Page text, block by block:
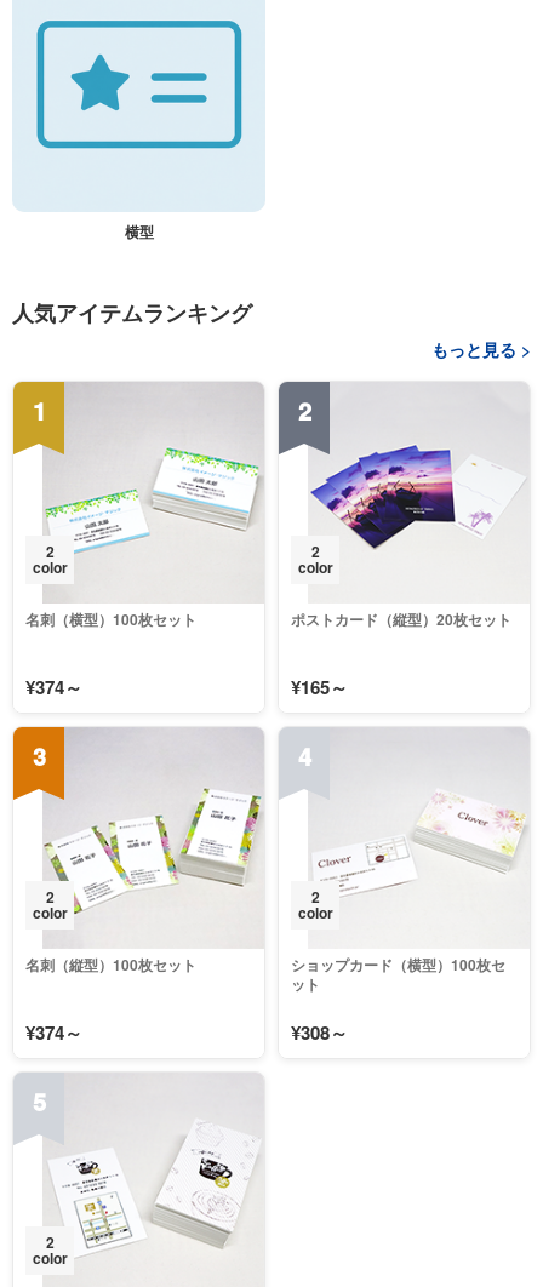
横型
人気アイテムランキング
もっと見る >
1
2
color
名刺（横型）100枚セット
¥374～
2
2
color
ポストカード（縦型）20枚セット
¥165～
3
2
color
名刺（縦型）100枚セット
¥374～
4
2
color
ショップカード（横型）100枚セ
ット
¥308～
5
2
color